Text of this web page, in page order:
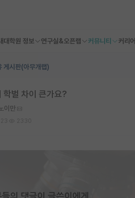
대학원 정보 연구실&오픈랩 커뮤니티 커리어
게시판(아무개랩)
학벌 차이 큰가요?
이만